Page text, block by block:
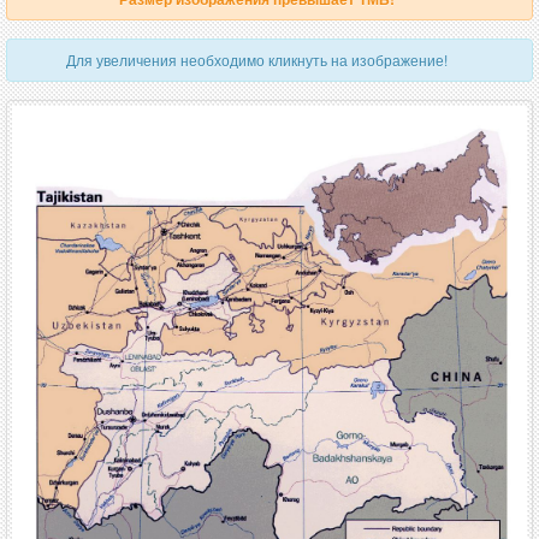
Для увеличения необходимо кликнуть на изображение!